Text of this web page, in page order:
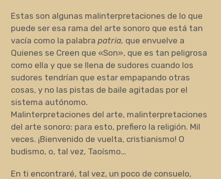
Estas son algunas malinterpretaciones de lo que
puede ser esa rama del arte sonoro que está tan
vacía como la palabrapatria, que envuelve a
Quienes se Creen que «Son», que es tan peligrosa
como ella y que se llena de sudores cuando los
sudores tendrían que estar empapando otras
cosas, y no las pistas de baile agitadas por el
sistema autónomo.
Malinterpretaciones del arte, malinterpretaciones
del arte sonoro: para esto, prefiero la religión. Mil
veces. ¡Bienvenido de vuelta, cristianismo! O
budismo, o, tal vez, Taoísmo…
En ti encontraré, tal vez, un poco de consuelo,